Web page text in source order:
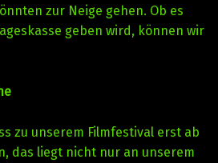
zur Neige gehen. Ob es
geben wird, können wir
zu unserem Filmfestival erst ab
das liegt nicht nur an unserem